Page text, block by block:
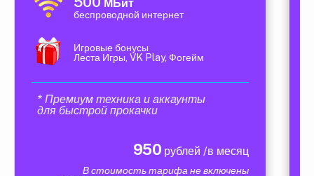
МБит
беспроводной интернет
Игровые бонусы
Леста Игры, VK Play, Фогейм
* Премиум техника и аккаунты
для быстрой прокачки
950 рублей /в месяц
В стоимость тарифа не включены